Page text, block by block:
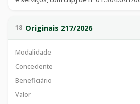
despesas com estrutura, cobertura e
18 Originais 217/2026
Modalidade
Concedente
Beneficiário
Valor